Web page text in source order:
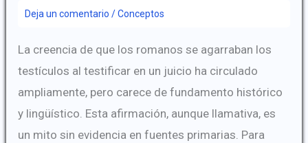
Deja un comentario /Conceptos
La creencia de que los romanos se agarraban los
testículos al testificar en un juicio ha circulado
ampliamente, pero carece de fundamento histórico
y lingüístico. Esta afirmación, aunque llamativa, es
un mito sin evidencia en fuentes primarias. Para